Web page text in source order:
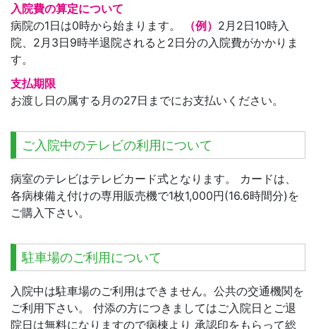
入院費の算定について
病院の1日は0時から始まります。
（例） 2月2日10時入
院、2月3日9時半退院されると2日分の入院費がかかりま
す。
支払期限
お渡し日の属する月の27日までにお支払いください。
ご入院中のテレビの利用について
病室のテレビはテレビカード式となります。 カードは、
各病棟備え付けの専用販売機で1枚1,000円(16.6時間分)を
ご購入下さい。
駐車場のご利用について
入院中は駐車場のご利用はできません。公共の交通機関を
ご利用下さい。 付添の方につきましてはご入院日とご退
院日は無料になりますので病棟より 承認印をもらって総